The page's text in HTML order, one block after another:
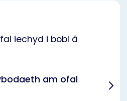
iechyd i bobl â
am ofal